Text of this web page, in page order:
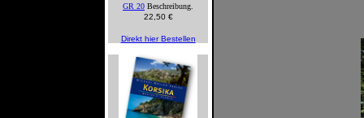
GR 20 Beschreibung.
22,50 €
Direkt hier Bestellen